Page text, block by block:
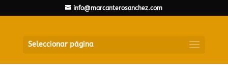
info@marcanterosanchez.com
Seleccionar página